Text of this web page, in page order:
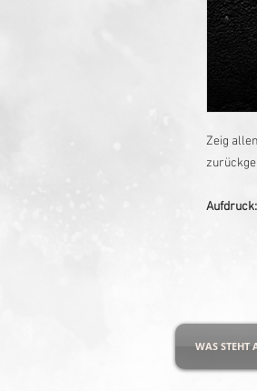
Zeig
WAS STEHT